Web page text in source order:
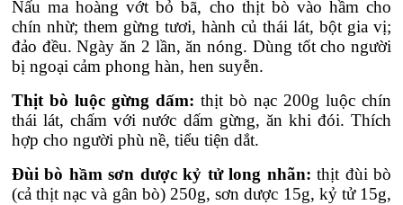
Nấu ma hoàng vớt bỏ bã, cho thịt bò vào hầm cho
chín nhừ; them gừng tươi, hành củ thái lát, bột gia vị;
đảo đều. Ngày ăn 2 lần, ăn nóng. Dùng tốt cho người
bị ngoại cảm phong hàn, hen suyễn.
Thịt bò luộc gừng dấm: thịt bò nạc 200g luộc chín
thái lát, chấm với nước dấm gừng, ăn khi đói. Thích
hợp cho người phù nề, tiểu tiện dắt.
Đùi bò hầm sơn dược kỷ tử long nhãn: thịt đùi bò
(cả thịt nạc và gân bò) 250g, sơn dược 15g, kỷ tử 15g,